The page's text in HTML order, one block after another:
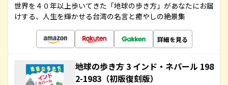
世界を４０年以上歩いてきた「地球の歩き方」があなたにお届
けする、人生を輝かせる台湾の名言と癒やしの絶景集
詳細を見る
地球の歩き方 3 インド・ネパール 198
2-1983（初版復刻版）